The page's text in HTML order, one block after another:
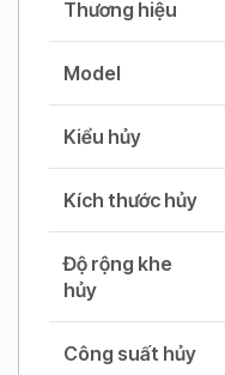
Thương hiệu
Model
Kiểu hủy
Kích thước hủy
Độ rộng khe
hủy
Công suất hủy